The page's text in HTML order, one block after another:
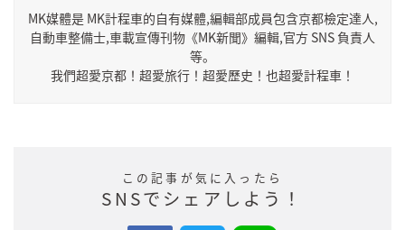
MK媒體是 MK計程車的自有媒體,編輯部成員包含京都檢定達人,
自動車整備士,車載宣傳刊物《MK新聞》編輯,官方 SNS 負責人
等。
我們超愛京都！超愛旅行！超愛歷史！也超愛計程車！
この記事が気に入ったら
SNSでシェアしよう！